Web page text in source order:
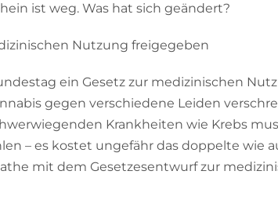
ist weg. Was hat sich geändert?
Nutzung freigegeben
ein Gesetz zur medizinischen
gegen verschiedene Leiden
Krankheiten wie Krebs
– es kostet ungefähr das doppelte wie
mit dem Gesetzesentwurf zur